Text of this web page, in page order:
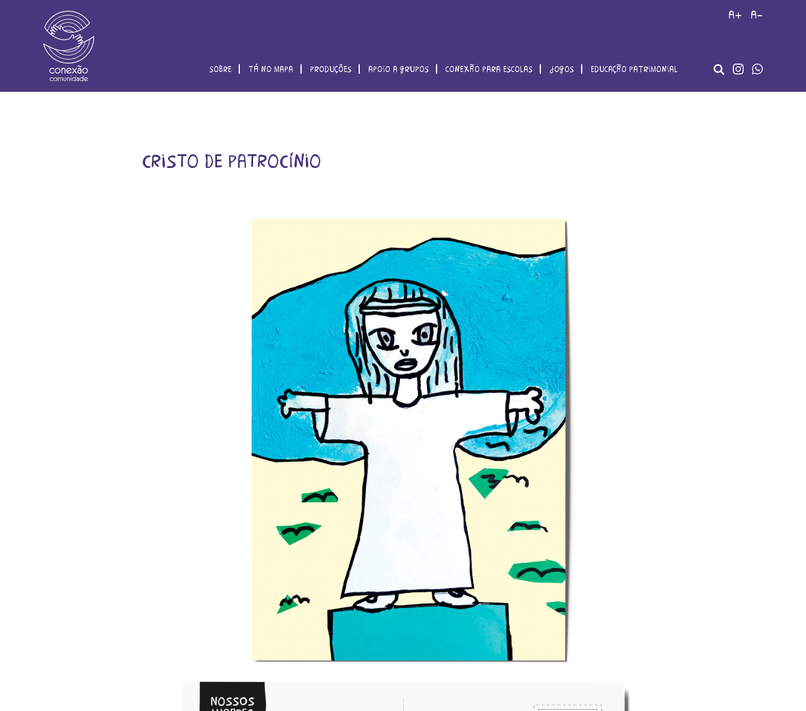
sobre tá no mapa produções apoio a grupos conexão para escolas jogos educação patrimonial
a+ a-
cristo de patrocínio